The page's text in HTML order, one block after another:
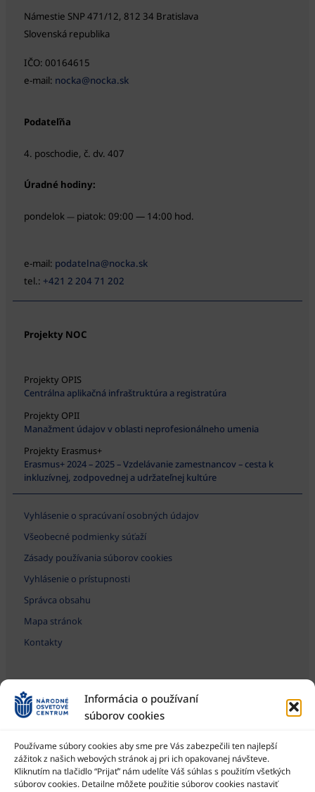
Informácia o používaní
súborov cookies
Používame súbory cookies aby sme pre Vás zabezpečili ten najlepší
zážitok z našich webových stránok aj pri ich opakovanej návšteve.
Kliknutím na tlačidlo “Prijať” nám udelíte Váš súhlas s použitím všetkých
súborov cookies. Detailne môžete použitie súborov cookies nastaviť
Námestie SNP 471/12, 812 34 Bratislava
Slovenská republika
IČO: 00164615
e-mail: nocka@nocka.sk
Podateľňa
4. poschodie, č. dv. 407
Úradné hodiny:
pondelok — piatok: 09:00 — 14:00 hod.
e-mail: podatelna@nocka.sk
tel.: +421 2 204 71 202
Projekty NOC
Projekty OPIS
Centrálna aplikačná infraštruktúra a registratúra
Projekty OPII
Manažment údajov v oblasti neprofesionálneho umenia
Projekty Erasmus+
Erasmus+ 2024 – 2025 – Vzdelávanie zamestnancov – cesta k
inkluzívnej, zodpovednej a udržateľnej kultúre
Vyhlásenie o spracúvaní osobných údajov
Všeobecné podmienky súťaží
Zásady používania súborov cookies
Vyhlásenie o prístupnosti
Správca obsahu
Mapa stránok
Kontakty
Národné osvetové centrum je štátna príspevková organizácia
Ministerstva kultúry SR